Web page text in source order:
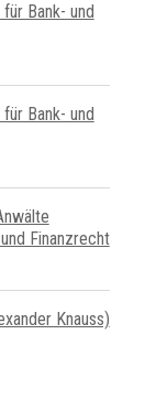
Bank- und
Bank- und
Finanzrecht
Knauss)